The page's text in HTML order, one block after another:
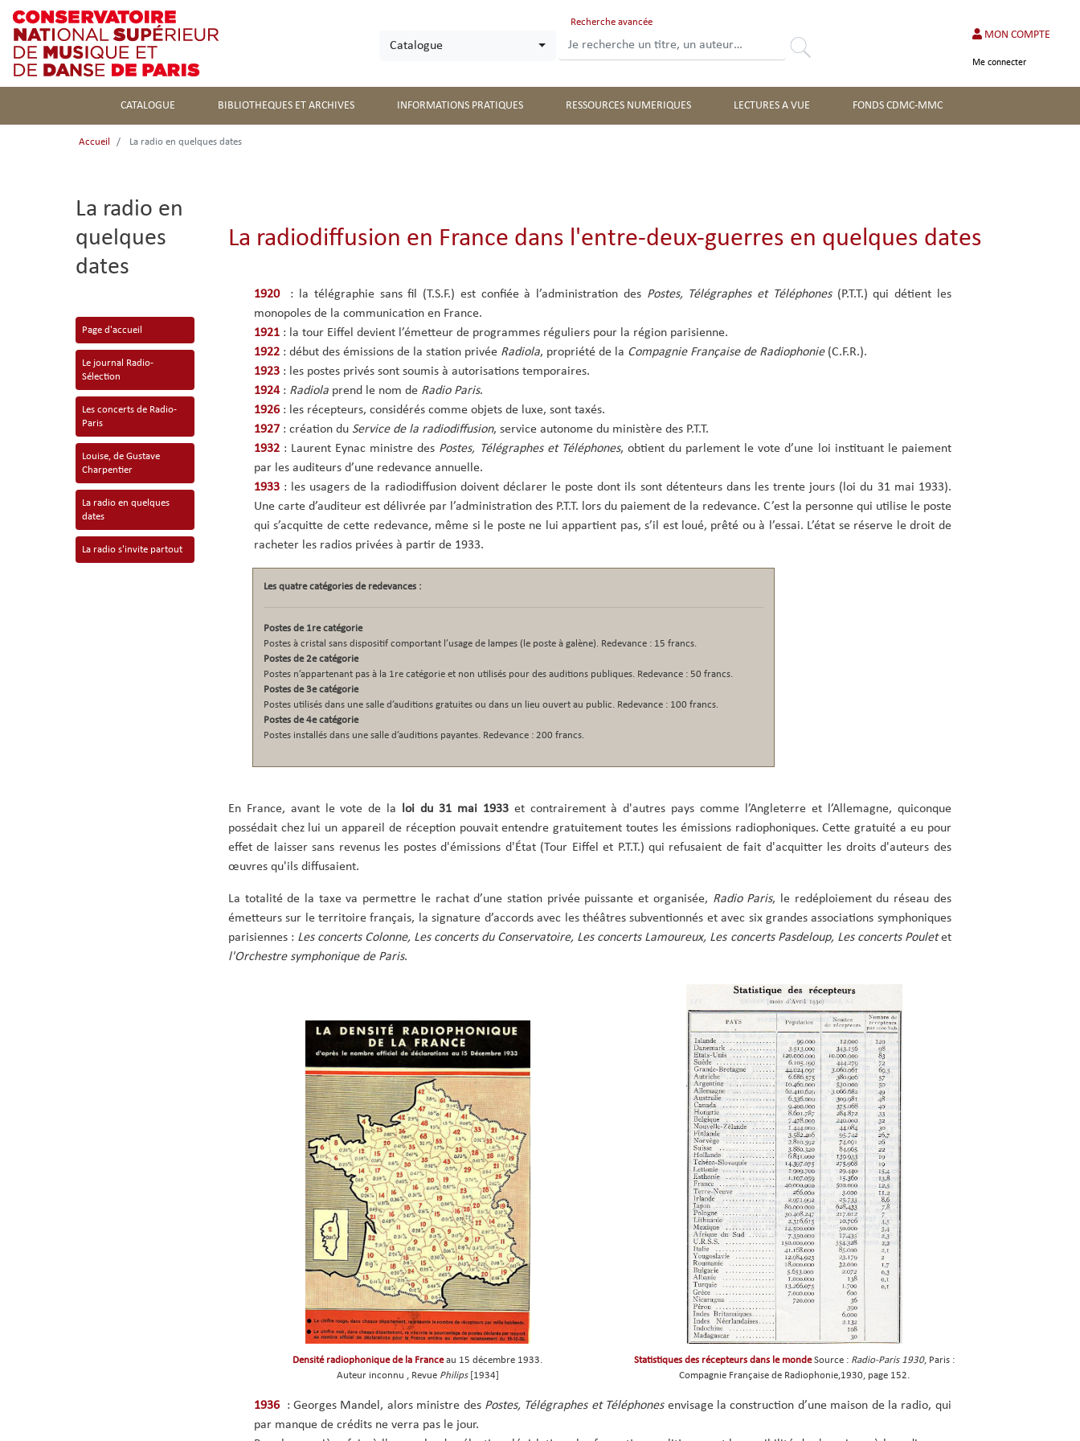
contenu
principal
Catalogue
Recherche avancée
Rechercher
MON COMPTE
Me connecter
CATALOGUE BIBLIOTHEQUES ET ARCHIVES INFORMATIONS PRATIQUES RESSOURCES NUMERIQUES LECTURES A VUE FONDS CDMC-MMC
Accueil La radio en quelques dates
La radiodiffusion en France dans l'entre-deux-guerres en quelques dates
1920 : la télégraphie sans fil (T.S.F.) est confiée à l’administration des Postes, Télégraphes et Téléphones (P.T.T.) qui détient les
monopoles de la communication en France.
1921 : la tour Eiffel devient l’émetteur de programmes réguliers pour la région parisienne.
1922 : début des émissions de la station privée Radiola, propriété de la Compagnie Française de Radiophonie (C.F.R.).
1923 : les postes privés sont soumis à autorisations temporaires.
1924 : Radiola prend le nom de Radio Paris.
1926 : les récepteurs, considérés comme objets de luxe, sont taxés.
1927 : création du Service de la radiodiffusion, service autonome du ministère des P.T.T.
1932 : Laurent Eynac ministre des Postes, Télégraphes et Téléphones, obtient du parlement le vote d’une loi instituant le paiement
par les auditeurs d’une redevance annuelle.
1933 : les usagers de la radiodiffusion doivent déclarer le poste dont ils sont détenteurs dans les trente jours (loi du 31 mai 1933).
Une carte d’auditeur est délivrée par l’administration des P.T.T. lors du paiement de la redevance. C’est la personne qui utilise le poste
qui s’acquitte de cette redevance, même si le poste ne lui appartient pas, s’il est loué, prêté ou à l’essai. L’état se réserve le droit de
racheter les radios privées à partir de 1933.
Les quatre catégories de redevances :
Postes de 1re catégorie
Postes à cristal sans dispositif comportant l’usage de lampes (le poste à galène). Redevance : 15 francs.
Postes de 2e catégorie
Postes n’appartenant pas à la 1re catégorie et non utilisés pour des auditions publiques. Redevance : 50 francs.
Postes de 3e catégorie
Postes utilisés dans une salle d’auditions gratuites ou dans un lieu ouvert au public. Redevance : 100 francs.
Postes de 4e catégorie
Postes installés dans une salle d’auditions payantes. Redevance : 200 francs.
En France, avant le vote de la loi du 31 mai 1933et contrairement à d'autres pays comme l’Angleterre et l’Allemagne, quiconque
possédait chez lui un appareil de réception pouvait entendre gratuitement toutes les émissions radiophoniques. Cette gratuité a eu pour
effet de laisser sans revenus les postes d'émissions d'État (Tour Eiffel et P.T.T.) qui refusaient de fait d'acquitter les droits d'auteurs des
œuvres qu'ils diffusaient.
La totalité de la taxe va permettre le rachat d’une station privée puissante et organisée, Radio Paris, le redéploiement du réseau des
émetteurs sur le territoire français, la signature d’accords avec les théâtres subventionnés et avec six grandes associations symphoniques
parisiennes : Les concerts Colonne, Les concerts du Conservatoire, Les concerts Lamoureux, Les concerts Pasdeloup, Les concerts Pouletet
l'Orchestre symphonique de Paris.
Densité radiophonique de la Franceau 15 décembre 1933.
Auteur inconnu , Revue Philips [1934]
Statistiques des récepteurs dans le mondeSource : Radio-Paris 1930, Paris :
Compagnie Française de Radiophonie,1930, page 152.
1936 : Georges Mandel, alors ministre des Postes, Télégraphes et Téléphonesenvisage la construction d’une maison de la radio, qui
par manque de crédits ne verra pas le jour.
La radio en
quelques
dates
Page d'accueil
Le journal Radio-
Sélection
Les concerts de Radio-
Paris
Louise, de Gustave
Charpentier
La radio en quelques
dates
La radio s'invite partout